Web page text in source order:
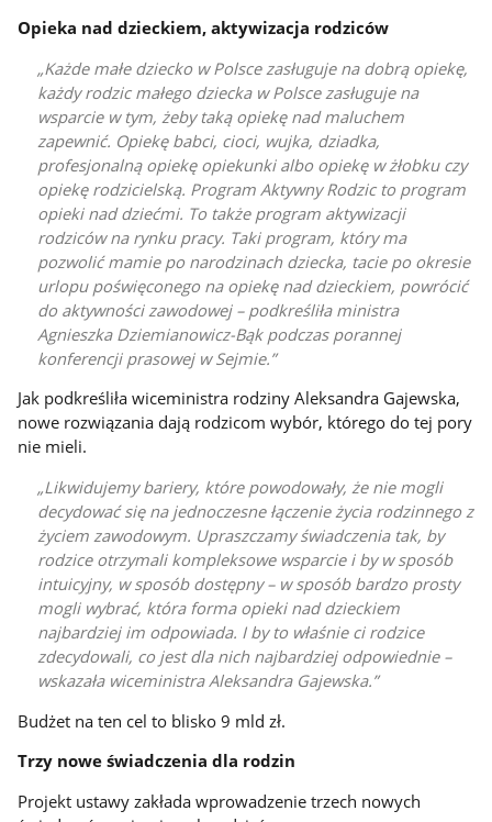
Opieka nad dzieckiem, aktywizacja rodziców
Każde małe dziecko w Polsce zasługuje na dobrą opiekę,
każdy rodzic małego dziecka w Polsce zasługuje na
wsparcie w tym, żeby taką opiekę nad maluchem
zapewnić. Opiekę babci, cioci, wujka, dziadka,
profesjonalną opiekę opiekunki albo opiekę w żłobku czy
opiekę rodzicielską. Program Aktywny Rodzic to program
opieki nad dziećmi. To także program aktywizacji
rodziców na rynku pracy. Taki program, który ma
pozwolić mamie po narodzinach dziecka, tacie po okresie
urlopu poświęconego na opiekę nad dzieckiem, powrócić
do aktywności zawodowej – podkreśliła ministra
Agnieszka Dziemianowicz-Bąk podczas porannej
konferencji prasowej w Sejmie.
Jak podkreśliła wiceministra rodziny Aleksandra Gajewska,
nowe rozwiązania dają rodzicom wybór, którego do tej pory
nie mieli.
Likwidujemy bariery, które powodowały, że nie mogli
decydować się na jednoczesne łączenie życia rodzinnego z
życiem zawodowym. Upraszczamy świadczenia tak, by
rodzice otrzymali kompleksowe wsparcie i by w sposób
intuicyjny, w sposób dostępny – w sposób bardzo prosty
mogli wybrać, która forma opieki nad dzieckiem
najbardziej im odpowiada. I by to właśnie ci rodzice
zdecydowali, co jest dla nich najbardziej odpowiednie –
wskazała wiceministra Aleksandra Gajewska.
Budżet na ten cel to blisko 9 mld zł.
Trzy nowe świadczenia dla rodzin
Projekt ustawy zakłada wprowadzenie trzech nowych